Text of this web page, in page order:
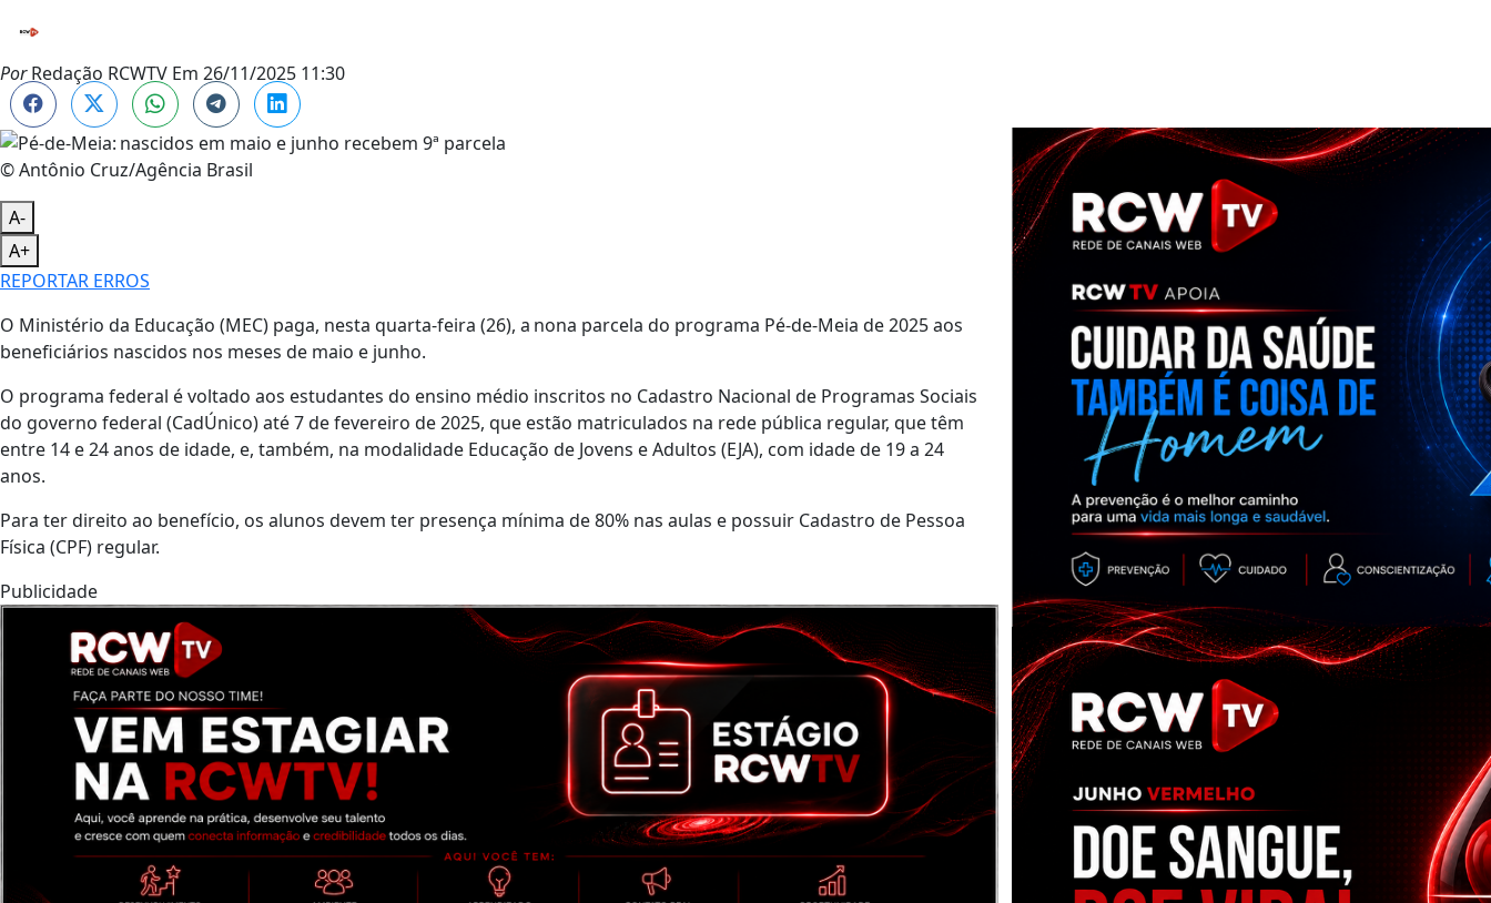
PorRedação RCWTV Em 26/11/2025 11:30
© Antônio Cruz/Agência Brasil
A-
A+
REPORTAR ERROS
O Ministério da Educação (MEC) paga, nesta quarta-feira (26), a nona parcela do programa Pé-de-Meia de 2025 aos
beneficiários nascidos nos meses de maio e junho.
O programa federal é voltado aos estudantes do ensino médio inscritos no Cadastro Nacional de Programas Sociais
do governo federal (CadÚnico) até 7 de fevereiro de 2025, que estão matriculados na rede pública regular, que têm
entre 14 e 24 anos de idade, e, também, na modalidade Educação de Jovens e Adultos (EJA), com idade de 19 a 24
anos.
Para ter direito ao benefício, os alunos devem ter presença mínima de 80% nas aulas e possuir Cadastro de Pessoa
Física (CPF) regular.
Publicidade